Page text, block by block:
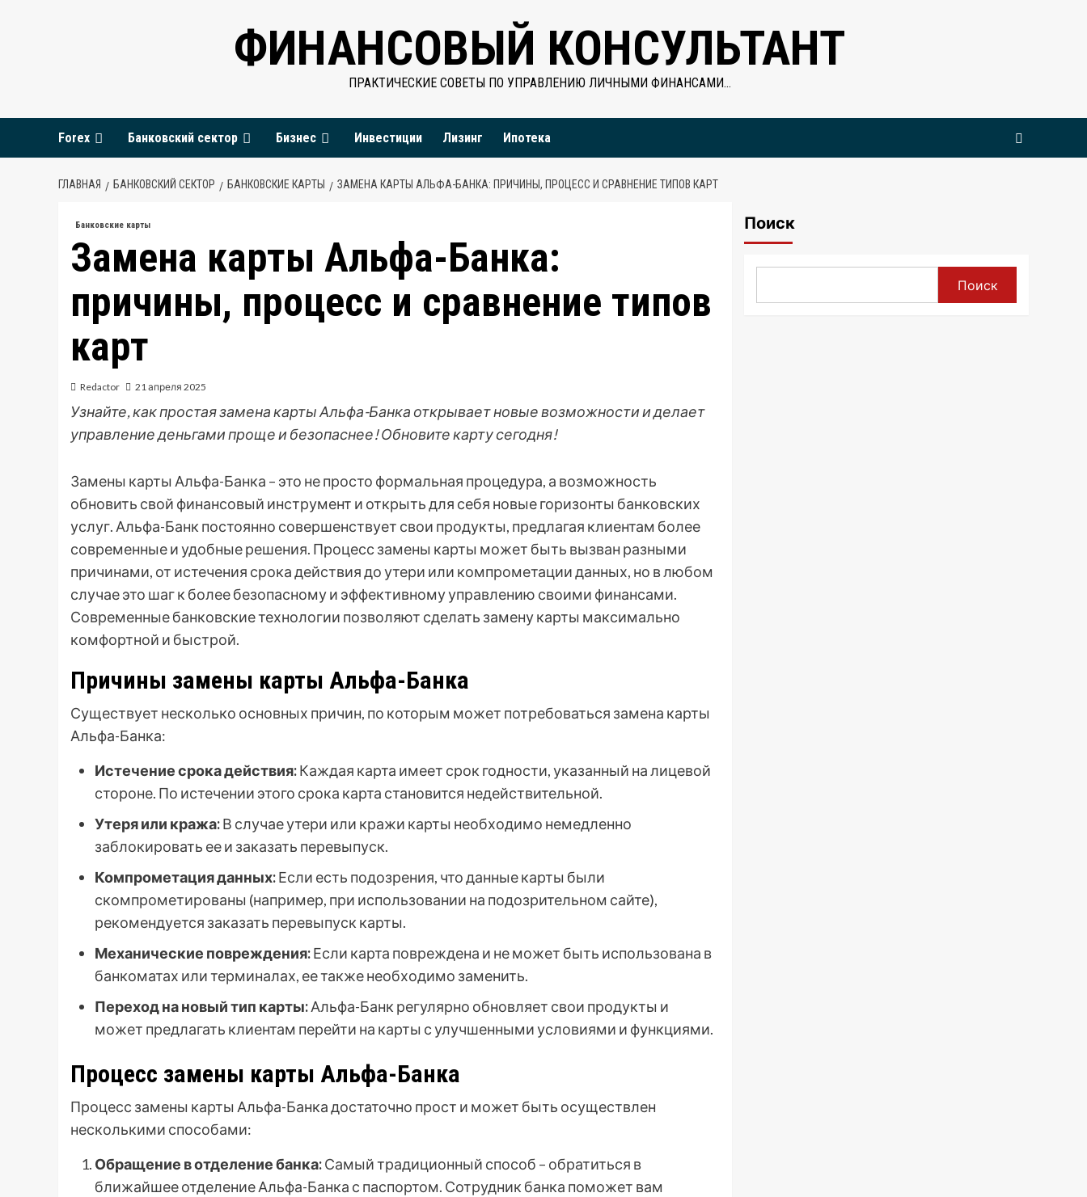
ФИНАНСОВЫЙ КОНСУЛЬТАНТ
ПРАКТИЧЕСКИЕ СОВЕТЫ ПО УПРАВЛЕНИЮ ЛИЧНЫМИ ФИНАНСАМИ…
Forex Банковский сектор Бизнес Инвестиции Лизинг Ипотека
ГЛАВНАЯ БАНКОВСКИЙ СЕКТОР БАНКОВСКИЕ КАРТЫ ЗАМЕНА КАРТЫ АЛЬФА-БАНКА: ПРИЧИНЫ, ПРОЦЕСС И СРАВНЕНИЕ ТИПОВ КАРТ
Банковские карты
Замена карты Альфа-Банка:
причины, процесс и сравнение типов
карт
Redactor 21 апреля 2025
Узнайте, как простая замена карты Альфа-Банка открывает новые возможности и делает
управление деньгами проще и безопаснее! Обновите карту сегодня!
Замены карты Альфа-Банка – это не просто формальная процедура, а возможность
обновить свой финансовый инструмент и открыть для себя новые горизонты банковских
услуг. Альфа-Банк постоянно совершенствует свои продукты, предлагая клиентам более
современные и удобные решения. Процесс замены карты может быть вызван разными
причинами, от истечения срока действия до утери или компрометации данных, но в любом
случае это шаг к более безопасному и эффективному управлению своими финансами.
Современные банковские технологии позволяют сделать замену карты максимально
комфортной и быстрой.
Причины замены карты Альфа-Банка
Существует несколько основных причин, по которым может потребоваться замена карты
Альфа-Банка:
Истечение срока действия:Каждая карта имеет срок годности, указанный на лицевой
стороне. По истечении этого срока карта становится недействительной.
Утеря или кража:В случае утери или кражи карты необходимо немедленно
заблокировать ее и заказать перевыпуск.
Компрометация данных:Если есть подозрения, что данные карты были
скомпрометированы (например, при использовании на подозрительном сайте),
рекомендуется заказать перевыпуск карты.
Механические повреждения:Если карта повреждена и не может быть использована в
банкоматах или терминалах, ее также необходимо заменить.
Переход на новый тип карты:Альфа-Банк регулярно обновляет свои продукты и
может предлагать клиентам перейти на карты с улучшенными условиями и функциями.
Процесс замены карты Альфа-Банка
Процесс замены карты Альфа-Банка достаточно прост и может быть осуществлен
несколькими способами:
Обращение в отделение банка:Самый традиционный способ – обратиться в
ближайшее отделение Альфа-Банка с паспортом. Сотрудник банка поможет вам
Поиск
Поиск